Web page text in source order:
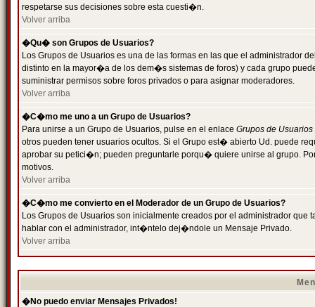
respetarse sus decisiones sobre esta cuesti�n.
Volver arriba
�Qu� son Grupos de Usuarios?
Los Grupos de Usuarios es una de las formas en las que el administrador
distinto en la mayor�a de los dem�s sistemas de foros) y cada grupo
suministrar permisos sobre foros privados o para asignar moderadores.
Volver arriba
�C�mo me uno a un Grupo de Usuarios?
Para unirse a un Grupo de Usuarios, pulse en el enlace Grupos de Usuarios
otros pueden tener usuarios ocultos. Si el Grupo est� abierto Ud. puede
aprobar su petici�n; pueden preguntarle porqu� quiere unirse al grupo.
motivos.
Volver arriba
�C�mo me convierto en el Moderador de un Grupo de Usuarios?
Los Grupos de Usuarios son inicialmente creados por el administrador
hablar con el administrador, int�ntelo dej�ndole un Mensaje Privado.
Volver arriba
�No puedo enviar Mensajes Privados!